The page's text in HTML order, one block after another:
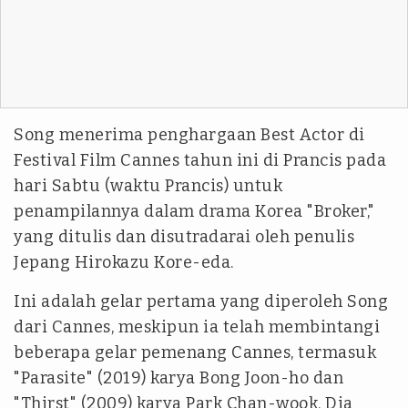
Song menerima penghargaan Best Actor di
Festival Film Cannes tahun ini di Prancis pada
hari Sabtu (waktu Prancis) untuk
penampilannya dalam drama Korea "Broker,"
yang ditulis dan disutradarai oleh penulis
Jepang Hirokazu Kore-eda.
Ini adalah gelar pertama yang diperoleh Song
dari Cannes, meskipun ia telah membintangi
beberapa gelar pemenang Cannes, termasuk
"Parasite" (2019) karya Bong Joon-ho dan
"Thirst" (2009) karya Park Chan-wook. Dia